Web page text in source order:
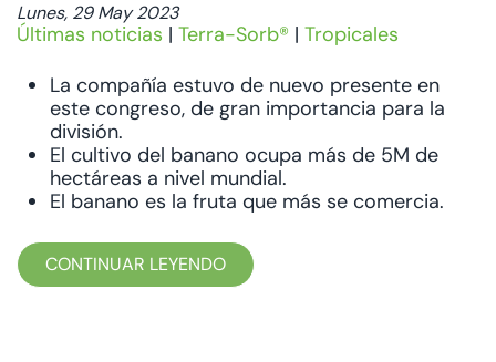
Lunes, 29 May 2023
Últimas noticias | Terra-Sorb® | Tropicales
La compañía estuvo de nuevo presente en
este congreso, de gran importancia para la
división.
El cultivo del banano ocupa más de 5M de
hectáreas a nivel mundial.
El banano es la fruta que más se comercia.
CONTINUAR LEYENDO